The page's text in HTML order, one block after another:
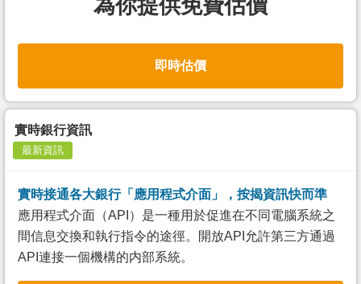
為你提供免費估價
即時估價
實時銀行資訊
最新資訊
實時接通各大銀行「應用程式介面」，按揭資訊快而準
應用程式介面（API）是一種用於促進在不同電腦系統之
間信息交換和執行指令的途徑。開放API允許第三方通過
API連接一個機構的内部系統。